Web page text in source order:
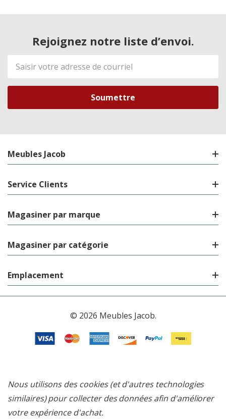
Rejoignez notre liste d’envoi.
Adresse
de
courriel
Meubles Jacob
Service Clients
Magasiner par marque
Magasiner par catégorie
Emplacement
© 2026 Meubles Jacob.
Nous utilisons des cookies (et d'autres technologies
similaires) pour collecter des données afin d'améliorer
votre expérience d'achat.